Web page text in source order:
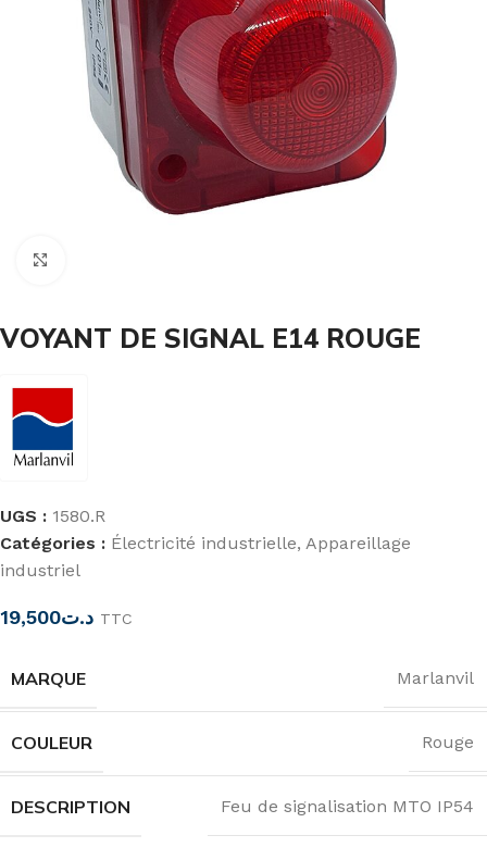
VOYANT DE SIGNAL E14 ROUGE
UGS : 1580.R
Catégories : Électricité industrielle, Appareillage
industriel
د.ت19,500 TTC
MARQUE Marlanvil
COULEUR Rouge
DESCRIPTION Feu de signalisation MTO IP54